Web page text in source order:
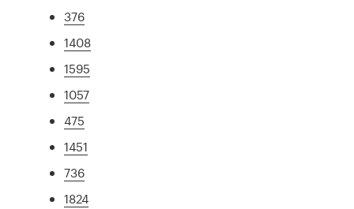
376
1408
1595
1057
475
1451
736
1824